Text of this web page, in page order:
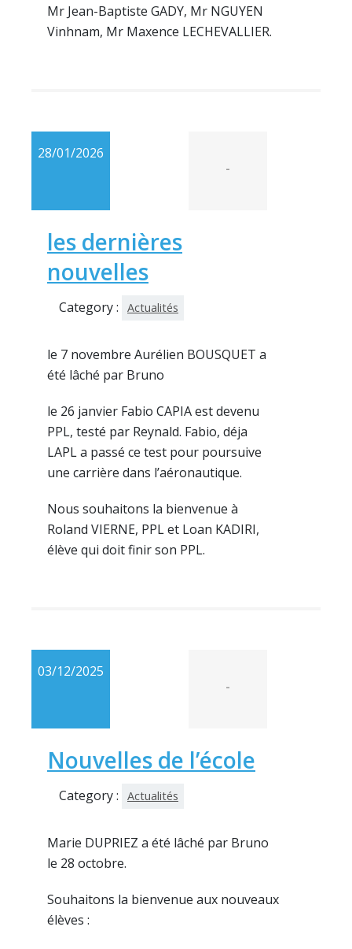
Mr Jean-Baptiste GADY, Mr NGUYEN
Vinhnam, Mr Maxence LECHEVALLIER.
28/01/2026
-
les dernières
nouvelles
Category : Actualités
le 7 novembre Aurélien BOUSQUET a
été lâché par Bruno
le 26 janvier Fabio CAPIA est devenu
PPL, testé par Reynald. Fabio, déja
LAPL a passé ce test pour poursuive
une carrière dans l’aéronautique.
Nous souhaitons la bienvenue à
Roland VIERNE, PPL et Loan KADIRI,
élève qui doit finir son PPL.
03/12/2025
-
Nouvelles de l’école
Category : Actualités
Marie DUPRIEZ a été lâché par Bruno
le 28 octobre.
Souhaitons la bienvenue aux nouveaux
élèves :